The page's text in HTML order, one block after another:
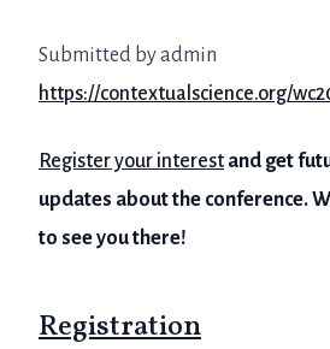
Submitted by admin
https://contextualscience.org/
Register your interest and get
updates about the conference.
to see you there!
Registration